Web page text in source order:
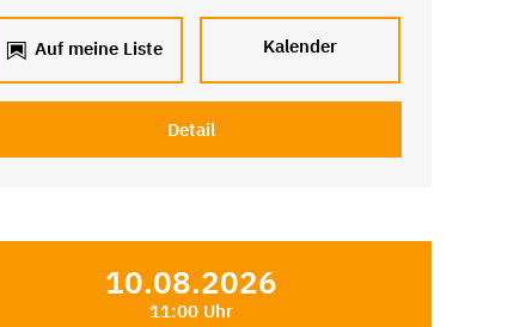
Auf meine Liste Kalender
Detail
10.08.2026
11:00 Uhr